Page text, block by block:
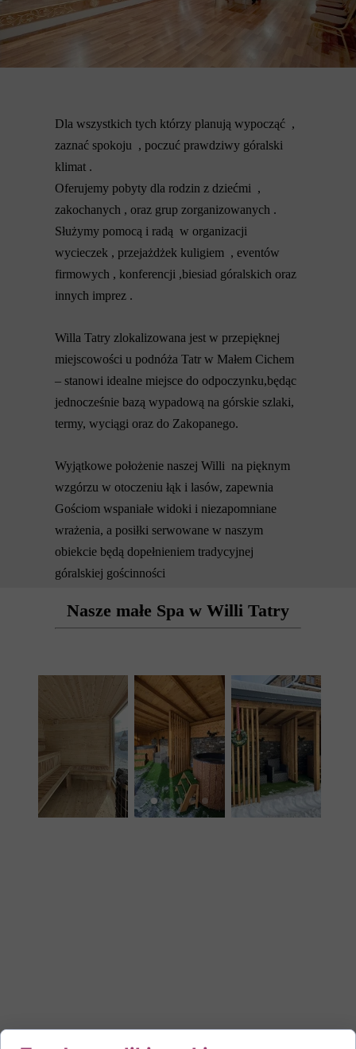
Dla wszystkich tych którzy planują wypocząć ,
zaznać spokoju , poczuć prawdziwy góralski
klimat .
Oferujemy pobyty dla rodzin z dziećmi ,
zakochanych , oraz grup zorganizowanych .
Służymy pomocą i radą w organizacji
wycieczek , przejażdżek kuligiem , eventów
firmowych , konferencji ,biesiad góralskich oraz
innych imprez .
Willa Tatry zlokalizowana jest w przepięknej
miejscowości u podnóża Tatr w Małem Cichem
– stanowi idealne miejsce do odpoczynku,będąc
jednocześnie bazą wypadową na górskie szlaki,
termy, wyciągi oraz do Zakopanego.
Wyjątkowe położenie naszej Willi na pięknym
wzgórzu w otoczeniu łąk i lasów, zapewnia
Gościom wspaniałe widoki i niezapomniane
wrażenia, a posiłki serwowane w naszym
obiekcie będą dopełnieniem tradycyjnej
góralskiej gościnności
Nasze małe Spa w Willi Tatry